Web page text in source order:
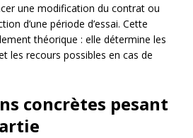
une modification du contrat ou
d’une période d’essai. Cette
théorique : elle détermine les
les recours possibles en cas de
concrètes pesant